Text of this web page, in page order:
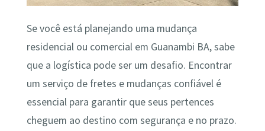
Se você está planejando uma mudança
residencial ou comercial em Guanambi BA, sabe
que a logística pode ser um desafio. Encontrar
um serviço de fretes e mudanças confiável é
essencial para garantir que seus pertences
cheguem ao destino com segurança e no prazo.